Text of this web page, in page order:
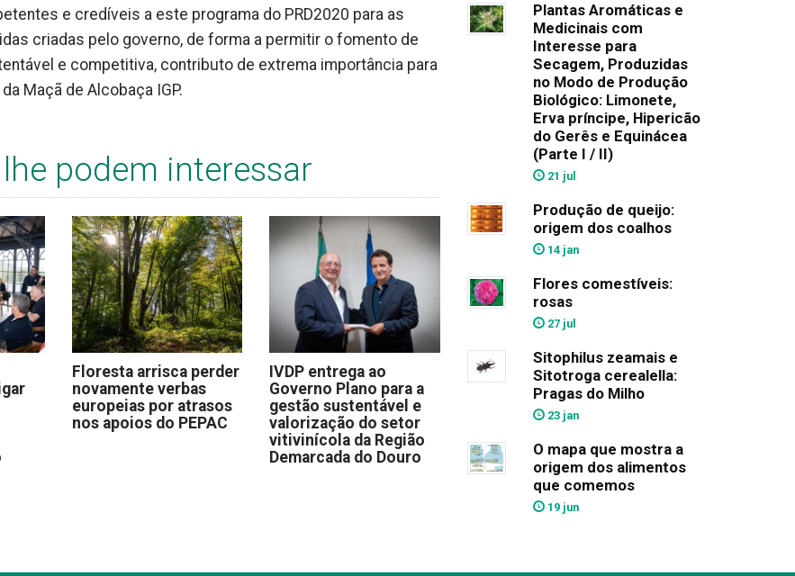
e credíveis a este programa do PRD2020 para as
criadas pelo governo, de forma a permitir o fomento de
e competitiva, contributo de extrema importância para
Maçã de Alcobaça IGP.
podem interessar
Floresta arrisca perder
novamente verbas
europeias por atrasos
nos apoios do PEPAC
IVDP entrega ao
Governo Plano para a
gestão sustentável e
valorização do setor
vitivinícola da Região
Demarcada do Douro
Plantas Aromáticas e
Medicinais com
Interesse para
Secagem, Produzidas
no Modo de Produção
Biológico: Limonete,
Erva príncipe, Hipericão
do Gerês e Equinácea
(Parte I / II)
21 jul
Produção de queijo:
origem dos coalhos
14 jan
Flores comestíveis:
rosas
27 jul
Sitophilus zeamais e
Sitotroga cerealella:
Pragas do Milho
23 jan
O mapa que mostra a
origem dos alimentos
que comemos
19 jun